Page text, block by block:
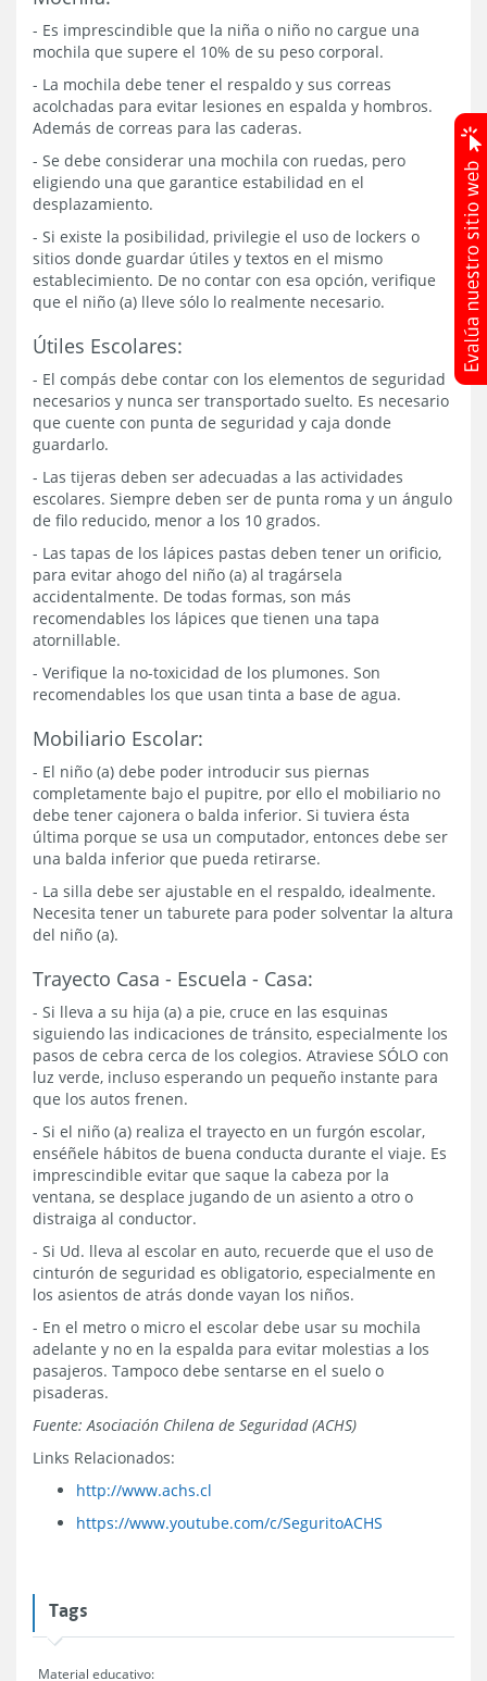
- Es imprescindible que la niña o niño no cargue una
mochila que supere el 10% de su peso corporal.
- La mochila debe tener el respaldo y sus correas
acolchadas para evitar lesiones en espalda y hombros.
Además de correas para las caderas.
- Se debe considerar una mochila con ruedas, pero
eligiendo una que garantice estabilidad en el
desplazamiento.
- Si existe la posibilidad, privilegie el uso de lockers o
sitios donde guardar útiles y textos en el mismo
establecimiento. De no contar con esa opción, verifique
que el niño (a) lleve sólo lo realmente necesario.
Útiles Escolares:
- El compás debe contar con los elementos de seguridad
necesarios y nunca ser transportado suelto. Es necesario
que cuente con punta de seguridad y caja donde
guardarlo.
- Las tijeras deben ser adecuadas a las actividades
escolares. Siempre deben ser de punta roma y un ángulo
de filo reducido, menor a los 10 grados.
- Las tapas de los lápices pastas deben tener un orificio,
para evitar ahogo del niño (a) al tragársela
accidentalmente. De todas formas, son más
recomendables los lápices que tienen una tapa
atornillable.
- Verifique la no-toxicidad de los plumones. Son
recomendables los que usan tinta a base de agua.
Mobiliario Escolar:
- El niño (a) debe poder introducir sus piernas
completamente bajo el pupitre, por ello el mobiliario no
debe tener cajonera o balda inferior. Si tuviera ésta
última porque se usa un computador, entonces debe ser
una balda inferior que pueda retirarse.
- La silla debe ser ajustable en el respaldo, idealmente.
Necesita tener un taburete para poder solventar la altura
del niño (a).
Trayecto Casa - Escuela - Casa:
- Si lleva a su hija (a) a pie, cruce en las esquinas
siguiendo las indicaciones de tránsito, especialmente los
pasos de cebra cerca de los colegios. Atraviese SÓLO con
luz verde, incluso esperando un pequeño instante para
que los autos frenen.
- Si el niño (a) realiza el trayecto en un furgón escolar,
enséñele hábitos de buena conducta durante el viaje. Es
imprescindible evitar que saque la cabeza por la
ventana, se desplace jugando de un asiento a otro o
distraiga al conductor.
- Si Ud. lleva al escolar en auto, recuerde que el uso de
cinturón de seguridad es obligatorio, especialmente en
los asientos de atrás donde vayan los niños.
- En el metro o micro el escolar debe usar su mochila
adelante y no en la espalda para evitar molestias a los
pasajeros. Tampoco debe sentarse en el suelo o
pisaderas.
Fuente: Asociación Chilena de Seguridad (ACHS)
Links Relacionados:
http://www.achs.cl
https://www.youtube.com/c/SeguritoACHS
Tags
Material educativo: